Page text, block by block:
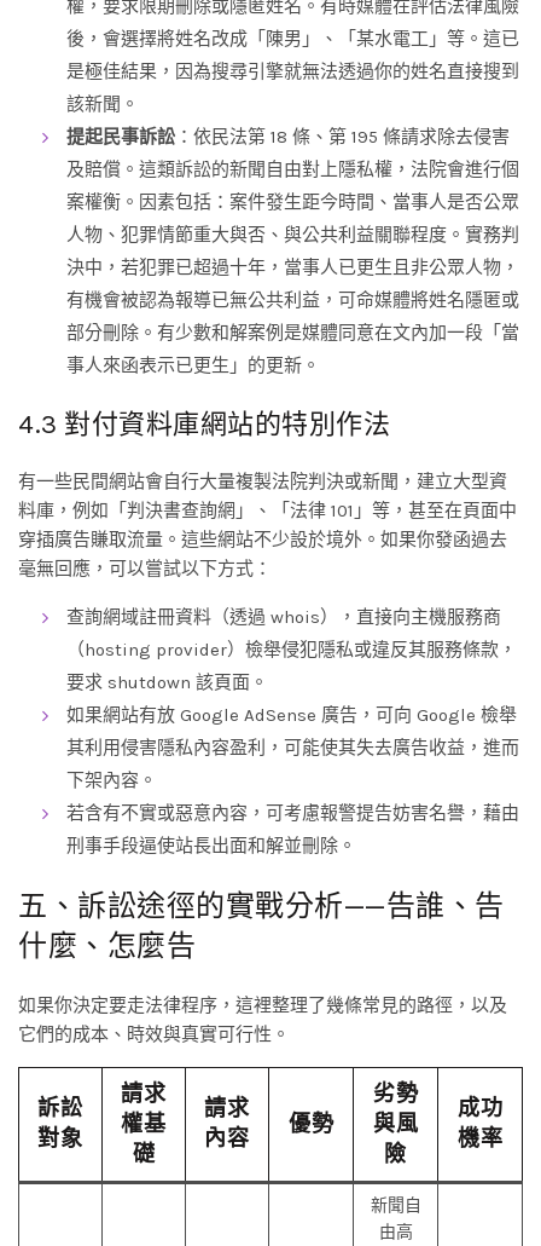
權，要求限期刪除或隱匿姓名。有時媒體在評估法律風險
後，會選擇將姓名改成「陳男」、「某水電工」等。這已
是極佳結果，因為搜尋引擎就無法透過你的姓名直接搜到
該新聞。
提起民事訴訟 ：依民法第 18 條、第 195 條請求除去侵害
及賠償。這類訴訟的新聞自由對上隱私權，法院會進行個
案權衡。因素包括：案件發生距今時間、當事人是否公眾
人物、犯罪情節重大與否、與公共利益關聯程度。實務判
決中，若犯罪已超過十年，當事人已更生且非公眾人物，
有機會被認為報導已無公共利益，可命媒體將姓名隱匿或
部分刪除。有少數和解案例是媒體同意在文內加一段「當
事人來函表示已更生」的更新。
4.3 對付資料庫網站的特別作法
有一些民間網站會自行大量複製法院判決或新聞，建立大型資
料庫，例如「判決書查詢網」、「法律 101」等，甚至在頁面中
穿插廣告賺取流量。這些網站不少設於境外。如果你發函過去
毫無回應，可以嘗試以下方式：
查詢網域註冊資料（透過 whois），直接向主機服務商
（hosting provider）檢舉侵犯隱私或違反其服務條款，
要求 shutdown 該頁面。
如果網站有放 Google AdSense 廣告，可向 Google 檢舉
其利用侵害隱私內容盈利，可能使其失去廣告收益，進而
下架內容。
若含有不實或惡意內容，可考慮報警提告妨害名譽，藉由
刑事手段逼使站長出面和解並刪除。
五、訴訟途徑的實戰分析——告誰、告
什麼、怎麼告
如果你決定要走法律程序，這裡整理了幾條常見的路徑，以及
它們的成本、時效與真實可行性。
訴訟
對象
請求
權基
礎
請求
內容
優勢
劣勢
與風
險
成功
機率
新聞自
由高